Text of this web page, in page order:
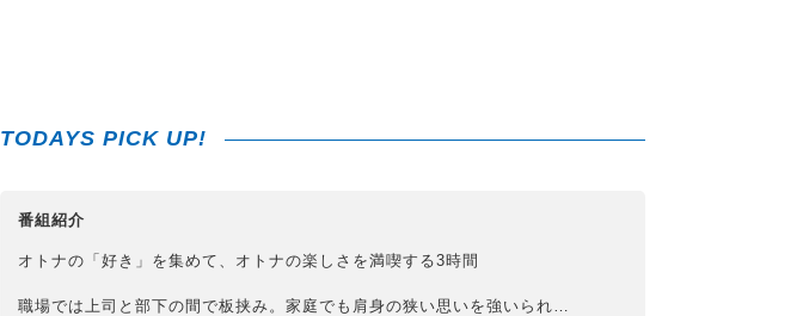
TODAYS PICK UP!
番組紹介
オトナの「好き」を集めて、オトナの楽しさを満喫する3時間
職場では上司と部下の間で板挟み。家庭でも肩身の狭い思いを強いられ…